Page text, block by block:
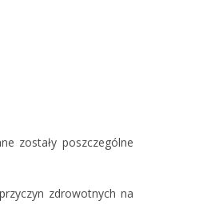
zostały poszczególne
zdrowotnych na